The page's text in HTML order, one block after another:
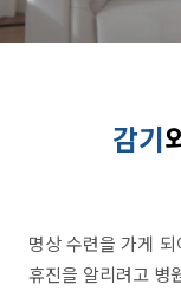
감기
명상 수련을 가게
휴진을 알리려고 병